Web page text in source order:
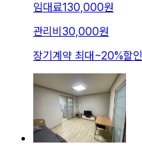
임대료130,000원
관리비 30,000원
장기계약 최대 ~20%할인